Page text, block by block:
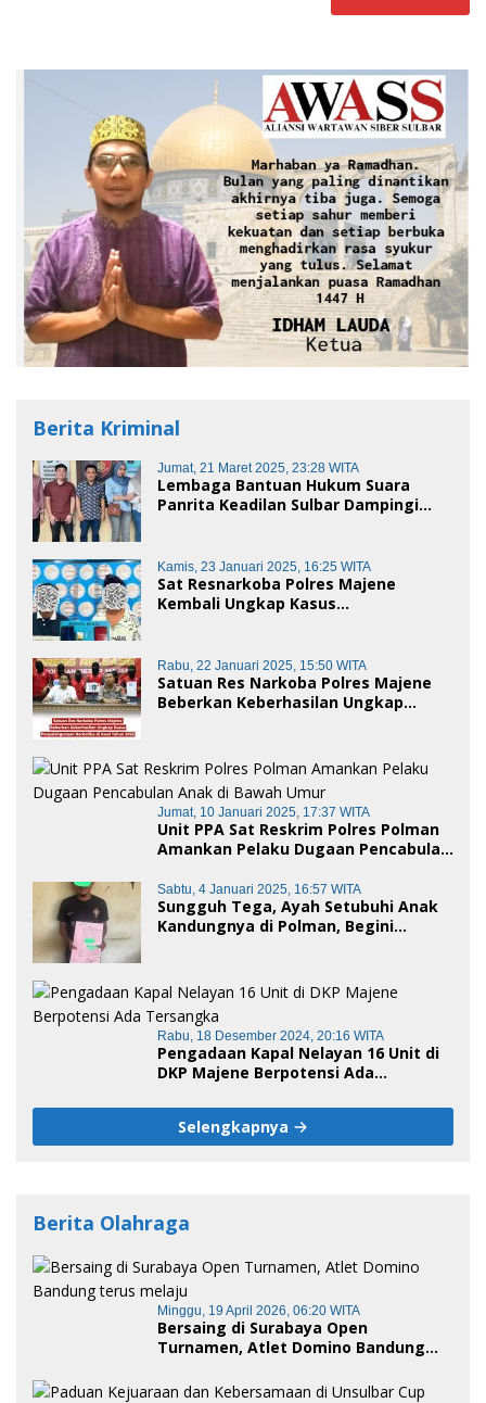
Berita Kriminal
Jumat, 21 Maret 2025, 23:28 WITA
Lembaga Bantuan Hukum Suara
Panrita Keadilan Sulbar Dampingi
Polman
Kamis, 23 Januari 2025, 16:25 WITA
Sat Resnarkoba Polres Majene
Kembali Ungkap Kasus
Rabu, 22 Januari 2025, 15:50 WITA
Satuan Res Narkoba Polres Majene
Beberkan Keberhasilan Ungkap
Jumat, 10 Januari 2025, 17:37 WITA
Unit PPA Sat Reskrim Polres Polman
Amankan Pelaku Dugaan Pencabulan
Sabtu, 4 Januari 2025, 16:57 WITA
Sungguh Tega, Ayah Setubuhi Anak
Kandungnya di Polman, Begini
Rabu, 18 Desember 2024, 20:16 WITA
Pengadaan Kapal Nelayan 16 Unit di
DKP Majene Berpotensi Ada
Selengkapnya
Berita Olahraga
Minggu, 19 April 2026, 06:20 WITA
Bersaing di Surabaya Open
Turnamen, Atlet Domino Bandung